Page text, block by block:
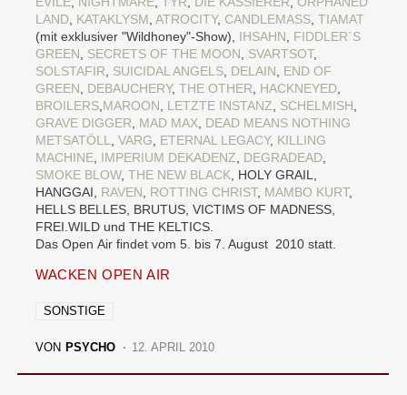
LAND, KATAKLYSM, ATROCITY, CANDLEMASS, TIAMAT
(mit exklusiver "Wildhoney"-Show), IHSAHN, FIDDLER´S
GREEN, SECRETS OF THE MOON, SVARTSOT,
SOLSTAFIR, SUICIDAL ANGELS, DELAIN, END OF
GREEN, DEBAUCHERY, THE OTHER, HACKNEYED,
BROILERS,MAROON, LETZTE INSTANZ, SCHELMISH,
GRAVE DIGGER, MAD MAX, DEAD MEANS NOTHING
METSATÖLL, VARG, ETERNAL LEGACY, KILLING
MACHINE, IMPERIUM DEKADENZ, DEGRADEAD,
SMOKE BLOW, THE NEW BLACK, HOLY GRAIL,
HANGGAI, RAVEN, ROTTING CHRIST, MAMBO KURT,
HELLS BELLES, BRUTUS, VICTIMS OF MADNESS,
FREI.WILD und THE KELTICS.
Das Open Air findet vom 5. bis 7. August 2010 statt.
WACKEN OPEN AIR
SONSTIGE
VON PSYCHO 12. APRIL 2010